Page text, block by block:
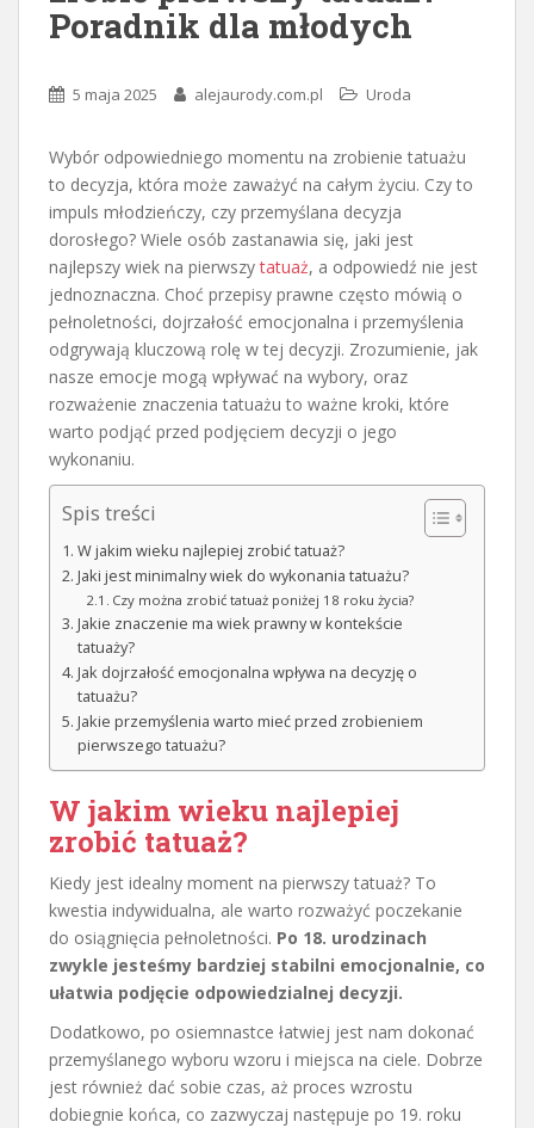
Poradnik dla młodych
5 maja 2025 alejaurody.com.pl Uroda
Wybór odpowiedniego momentu na zrobienie tatuażu
to decyzja, która może zaważyć na całym życiu. Czy to
impuls młodzieńczy, czy przemyślana decyzja
dorosłego? Wiele osób zastanawia się, jaki jest
najlepszy wiek na pierwszytatuaż, a odpowiedź nie jest
jednoznaczna. Choć przepisy prawne często mówią o
pełnoletności, dojrzałość emocjonalna i przemyślenia
odgrywają kluczową rolę w tej decyzji. Zrozumienie, jak
nasze emocje mogą wpływać na wybory, oraz
rozważenie znaczenia tatuażu to ważne kroki, które
warto podjąć przed podjęciem decyzji o jego
wykonaniu.
Spis treści
W jakim wieku najlepiej zrobić tatuaż?
Jaki jest minimalny wiek do wykonania tatuażu?
Czy można zrobić tatuaż poniżej 18 roku życia?
Jakie znaczenie ma wiek prawny w kontekście
tatuaży?
Jak dojrzałość emocjonalna wpływa na decyzję o
tatuażu?
Jakie przemyślenia warto mieć przed zrobieniem
pierwszego tatuażu?
W jakim wieku najlepiej
zrobić tatuaż?
Kiedy jest idealny moment na pierwszy tatuaż? To
kwestia indywidualna, ale warto rozważyć poczekanie
do osiągnięcia pełnoletności. Po 18. urodzinach
zwykle jesteśmy bardziej stabilni emocjonalnie, co
ułatwia podjęcie odpowiedzialnej decyzji.
Dodatkowo, po osiemnastce łatwiej jest nam dokonać
przemyślanego wyboru wzoru i miejsca na ciele. Dobrze
jest również dać sobie czas, aż proces wzrostu
dobiegnie końca, co zazwyczaj następuje po 19. roku